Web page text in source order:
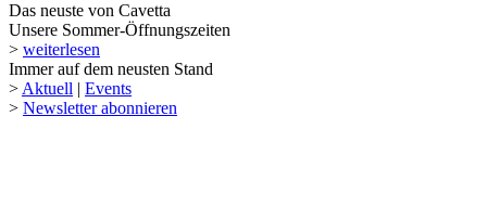
Das neuste von Cavetta
Unsere Sommer-Öffnungszeiten
> weiterlesen
Immer auf dem neusten Stand
> Aktuell | Events
> Newsletter abonnieren